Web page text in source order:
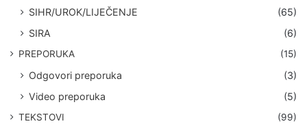
SIHR/UROK/LIJEČENJE
(65)
SIRA
(6)
PREPORUKA (15)
Odgovori preporuka
(3)
Video preporuka
(5)
TEKSTOVI
(99)